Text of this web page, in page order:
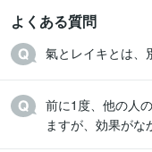
よくある質問
氣とレイキとは、
前に1度、他の人
ますが、効果がな